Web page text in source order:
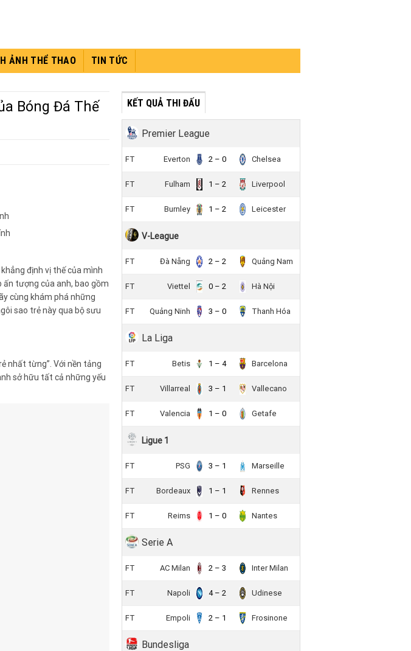
ẢNH THỂ THAO TIN TỨC
Bóng Đá Thế
định vị thế của mình
tượng của anh, bao gồm
cùng khám phá những
sao trẻ này qua bộ sưu
nhất từng”. Với nền tảng
sở hữu tất cả những yếu
KẾT QUẢ THI ĐẤU
Premier League
FT Everton 2 – 0 Chelsea
FT Fulham 1 – 2 Liverpool
FT Burnley 1 – 2 Leicester
V-League
FT Đà Nẵng 2 – 2 Quảng Nam
FT Viettel 0 – 2 Hà Nội
FT Quảng Ninh 3 – 0 Thanh Hóa
La Liga
FT Betis 1 – 4 Barcelona
FT Villarreal 3 – 1 Vallecano
FT Valencia 1 – 0 Getafe
Ligue 1
FT PSG 3 – 1 Marseille
FT Bordeaux 1 – 1 Rennes
FT Reims 1 – 0 Nantes
Serie A
FT AC Milan 2 – 3 Inter Milan
FT Napoli 4 – 2 Udinese
FT Empoli 2 – 1 Frosinone
Bundesliga